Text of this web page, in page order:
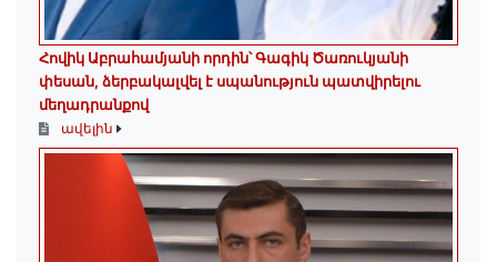
Հովիկ Աբրահամյանի որդին՝ Գագիկ Ծառուկյանի
փեսան, ձերբակալվել է սպանություն պատվիրելու
մեղադրանքով
ավելին